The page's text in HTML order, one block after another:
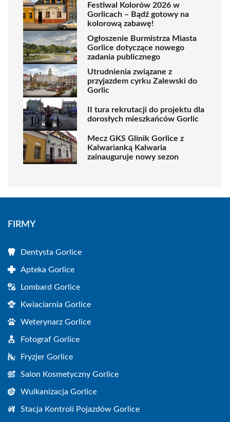
Festiwal Kolorów 2026 w
Gorlicach – Bądź gotowy na
kolorową zabawę!
Ogłoszenie Burmistrza Miasta
Gorlice dotyczące nowego
zadania publicznego
Utrudnienia związane z
przyjazdem cyrku Zalewski do
Gorlic
II tura rekrutacji do projektu dla
dorosłych mieszkańców Gorlic
Mecz GKS Glinik Gorlice z
Kalwarianką Kalwaria
zainauguruje nowy sezon
FIRMY
Dentysta Gorlice
Apteka Gorlice
Lombard Gorlice
Kwiaciarnia Gorlice
Weterynarz Gorlice
Fotograf Gorlice
Fryzjer Gorlice
Salon Kosmetyczny Gorlice
Wulkanizacja Gorlice
Stacja Kontroli Pojazdów Gorlice